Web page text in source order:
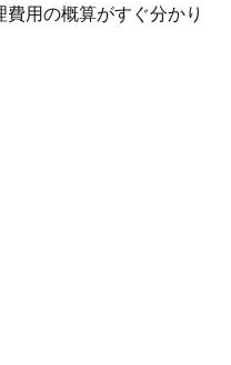
用の概算がすぐ分かり